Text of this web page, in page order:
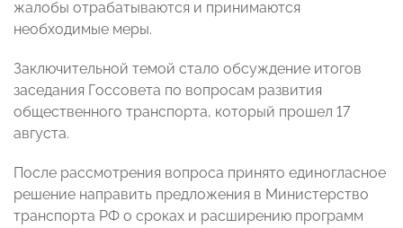
жалобы отрабатываются и принимаются
необходимые меры.
Заключительной темой стало обсуждение итогов
заседания Госсовета по вопросам развития
общественного транспорта, который прошел 17
августа.
После рассмотрения вопроса принято единогласное
решение направить предложения в Министерство
транспорта РФ о сроках и расширению программ